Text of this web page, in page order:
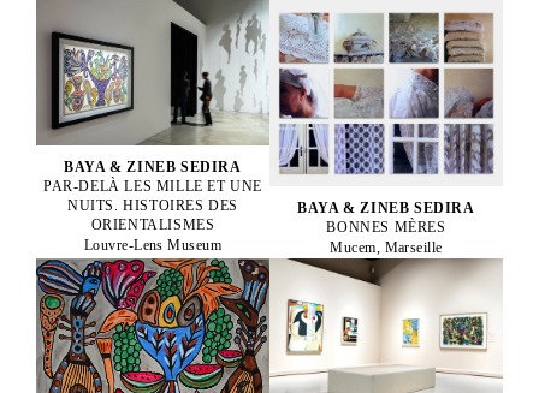
BAYA & ZINEB SEDIRA
PAR-DELÀ LES MILLE ET UNE
NUITS. HISTOIRES DES
ORIENTALISMES
Louvre-Lens Museum
BAYA & ZINEB SEDIRA
BONNES MÈRES
Mucem, Marseille